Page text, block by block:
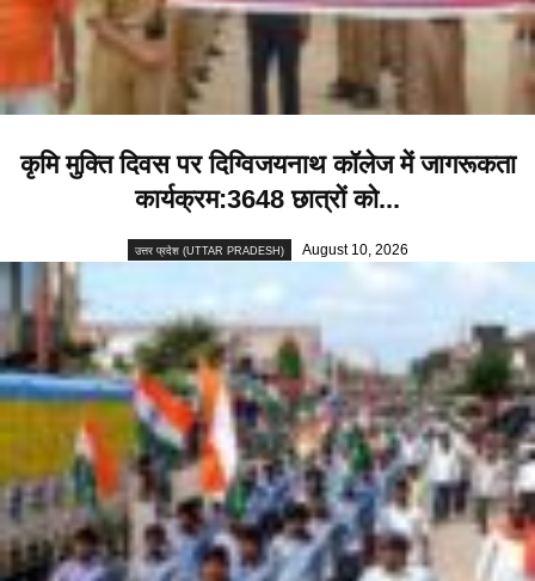
कृमि मुक्ति दिवस पर दिग्विजयनाथ कॉलेज में जागरूकता
कार्यक्रम:3648 छात्रों को...
उत्तर प्रदेश (UTTAR PRADESH) August 10, 2026